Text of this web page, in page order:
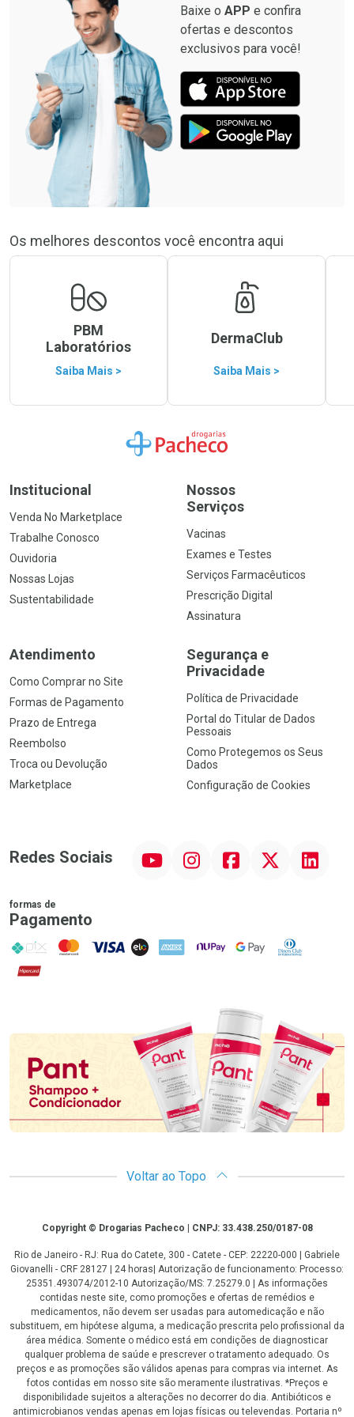
Baixe o APP e confira
ofertas e descontos
exclusivos para você!
Os melhores descontos você encontra aqui
PBM
Laboratórios
Saiba Mais >
DermaClub
Saiba Mais >
Ir para a Home
Institucional
Venda No Marketplace
Trabalhe Conosco
Ouvidoria
Nossas Lojas
Sustentabilidade
Nossos
Serviços
Vacinas
Exames e Testes
Serviços Farmacêuticos
Prescrição Digital
Assinatura
Atendimento
Como Comprar no Site
Formas de Pagamento
Prazo de Entrega
Reembolso
Troca ou Devolução
Marketplace
Segurança e
Privacidade
Política de Privacidade
Portal do Titular de Dados
Pessoais
Como Protegemos os Seus
Dados
Configuração de Cookies
Redes Sociais InstagramFacebookTwitter Linkedin
formas de
Pagamento
PIX MasterCard
VISA ELO AMEX NuPay Google PayDiners Club
Hipercard
Promoção em Destaque
Voltar ao Topo
CopyrightCopyright © Drogarias Pacheco | CNPJ: 33.438.250/0187-08
Rio de Janeiro - RJ: Rua do Catete, 300 - Catete - CEP: 22220-000 | Gabriele
Giovanelli - CRF 28127 | 24 horas| Autorização de funcionamento: Processo:
25351.493074/2012-10 Autorização/MS: 7.25279.0 | As informações
contidas neste site, como promoções e ofertas de remédios e
medicamentos, não devem ser usadas para automedicação e não
substituem, em hipótese alguma, a medicação prescrita pelo profissional da
área médica. Somente o médico está em condições de diagnosticar
qualquer problema de saúde e prescrever o tratamento adequado. Os
preços e as promoções são válidos apenas para compras via internet. As
fotos contidas em nosso site são meramente ilustrativas. *Preços e
disponibilidade sujeitos a alterações no decorrer do dia. Antibióticos e
antimicrobianos vendas apenas em lojas físicas ou televendas. Portaria nº